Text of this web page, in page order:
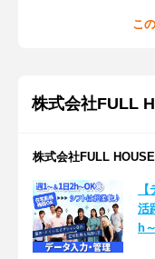
こ
株式会社FULL
株式会社FULL HOUSE
活
h